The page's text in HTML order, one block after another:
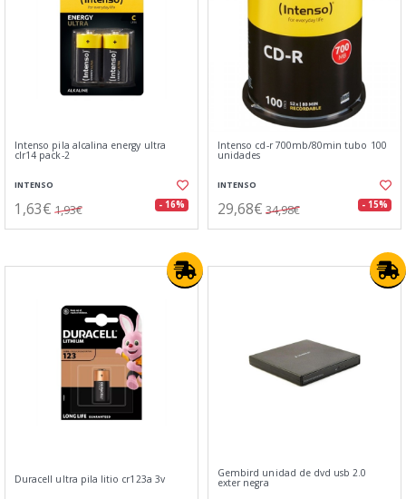
Intenso pila alcalina energy ultra
clr14 pack-2
INTENSO
1,63€ 1,93€ - 16%
Intenso cd-r 700mb/80min tubo 100
unidades
INTENSO
29,68€ 34,98€ - 15%
Duracell ultra pila litio cr123a 3v Gembird unidad de dvd usb 2.0
exter negra